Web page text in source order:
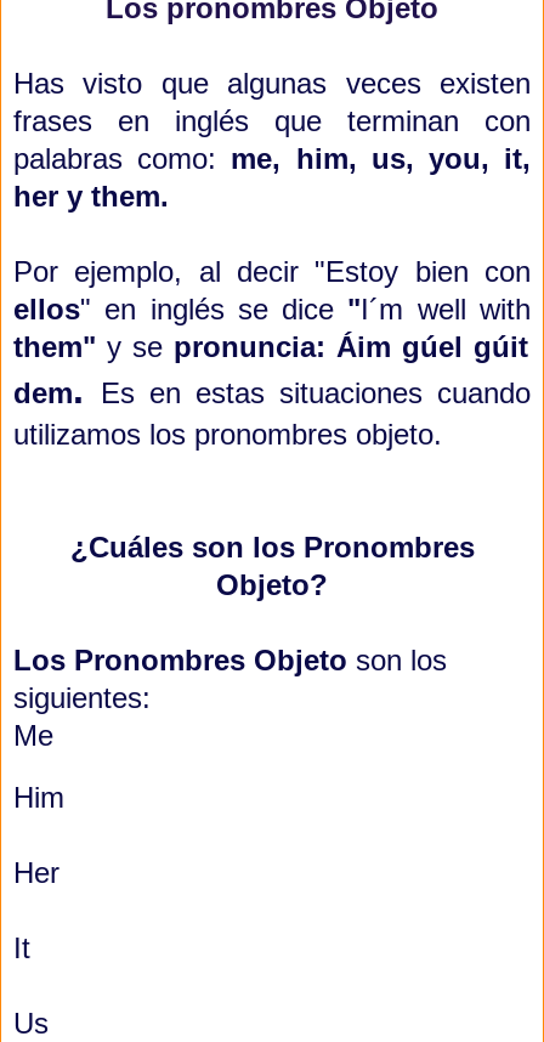
Los pronombres Objeto
Has visto que algunas veces existen
frases en inglés que terminan con
palabras como: me, him, us, you, it,
her y them.
Por ejemplo, al decir "Estoy bien con
ellos" en inglés se dice "I´m well with
them" y se pronuncia: Áim gúel gúit
dem.
Es en estas situaciones cuando
utilizamos los pronombres objeto.
¿ Cuáles son los Pronombres
Objeto?
Los Pronombres Objeto son los
siguientes:
Me
Him
Her
It
Us